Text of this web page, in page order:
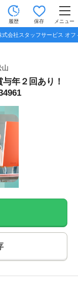
履歴 保存 メニュー
式会社スタッフサービス オ
山
年２回あり！